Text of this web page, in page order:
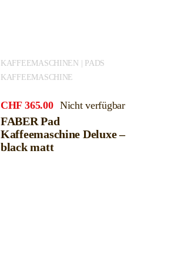
KAFFEEMASCHINEN | PADS
KAFFEEMASCHINE
CHF 365.00 Nicht verfügbar
FABER Pad
Kaffeemaschine Deluxe –
black matt